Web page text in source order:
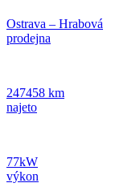
Ostrava – Hrabová
prodejna
247458 km
najeto
77kW
výkon